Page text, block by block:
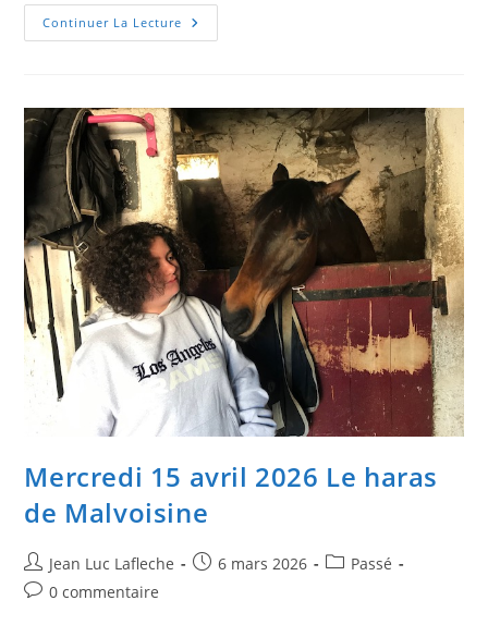
Continuer La Lecture Samedi
11
Générale
Mercredi 15 avril 2026 Le haras
de Malvoisine
Auteur/autrice
de
Jean Luc Lafleche
Publication
6 mars 2026
PostPassé
Commentaires
0 commentaire